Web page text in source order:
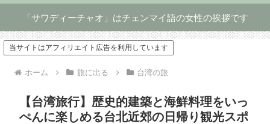
「サワディーチャオ」はチェンマイ語の女性の挨拶です
当サイトはアフィリエイト広告を利用しています
ホーム 旅に出る 台湾の旅
【台湾旅行】歴史的建築と海鮮料理をいっ
ぺんに楽しめる台北近郊の日帰り観光スポ